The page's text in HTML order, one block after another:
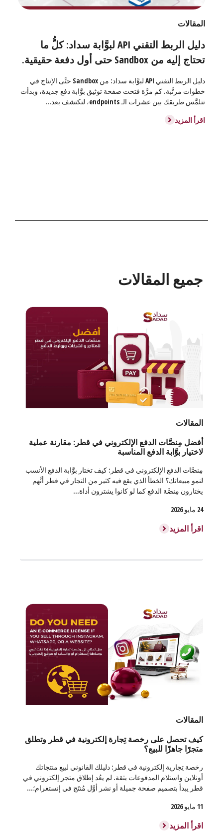
المقالات
دليل الربط التقني API لبوَّابة سداد: كلُّ ما
تحتاج إليه من Sandbox حتى أول دفعة حقيقية.
دليل الربط التقني API لبوَّابة سداد: من Sandbox حتَّى الإنتاج في
خطوات مرتَّبة. كم مرَّة فتحت صفحة توثيق بوَّابة دفع جديدة، وبدأت
تتلمَّس طريقك بين عشرات الـ endpoints، لتكتشف بعد...
اقرأ المزيد
جميع المقالات
المقالات
أفضل مِنصَّات الدفع الإلكتروني في قطر: مقارنة عملية
لاختيار بوَّابة الدفع المناسبة
مِنصَّات الدفع الإلكتروني في قطر: كيف تختار بوَّابة الدفع الأنسب
لنمو مبيعاتك؟ الخطأ الذي يقع فيه كثير من التجار في قطر أنَّهم
يختارون مِنصَّة الدفع كما لو كانوا يشترون أداة...
24 مايو 2026
اقرأ المزيد
المقالات
كيف تحصل على رخصة تِجارة إلكترونية في قطر وتطلق
متجرًا جاهزًا للبيع؟
رخصة تِجارية إلكترونية في قطر: دليلك القانوني لبيع منتجاتك
أونلاين واستلام المدفوعات بثقة. لم يعُد إطلاق متجر إلكتروني في
قطر يبدأ بتصميم صفحة جميلة أو نشر أوَّل مُنتَج في إنستغرام؛...
11 مايو 2026
اقرأ المزيد